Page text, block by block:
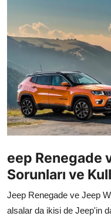
İkinci El & Alım-Satım
Bakım & Arıza
Elektrikli & Hibrit
Kiralama & Filo
Sürüş & Güvenlik
Yağlar & Sıvılar
LPG & Yakıt
eep Renegade
Sorunları ve
Jeep Renegade ve Jeep
alsalar da ikisi de Jeep'in